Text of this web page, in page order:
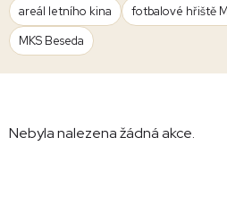
areál letního kina
fotbalové hřiště
MKS Beseda
Nebyla nalezena žádná akce.